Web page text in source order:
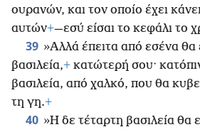
ουρανών, και τον οποίο έχει
αυτών+—εσύ είσαι το κεφάλι το
39 »Αλλά έπειτα από εσένα θα
βασιλεία,+ κατώτερή σου·
βασιλεία, από χαλκό, που θα
τη γη.+
40 »Η δε τέταρτη βασιλεία θα